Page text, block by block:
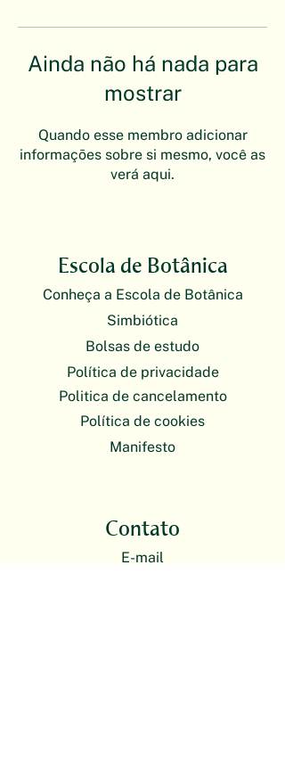
Ainda não há nada para
mostrar
Quando esse membro adicionar
informações sobre si mesmo, você as
verá aqui.
Escola de Botânica
Conheça a Escola de Botânica
Simbiótica
Bolsas de estudo
Política de privacidade
Politica de cancelamento
Política de cookies
Manifesto
Contato
E-mail